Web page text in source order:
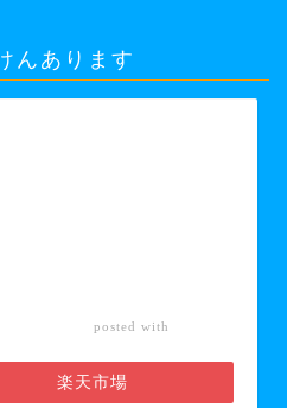
んあります
posted with
楽天市場